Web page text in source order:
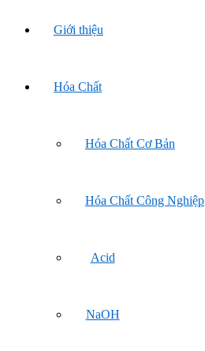
Giới thiệu
Hóa Chất
Hóa Chất Cơ Bản
Hóa Chất Công Nghiệp
Acid
NaOH